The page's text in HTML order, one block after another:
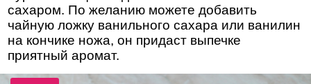
сахаром. По желанию можете добавить
чайную ложку ванильного сахара или ванилин
на кончике ножа, он придаст выпечке
приятный аромат.